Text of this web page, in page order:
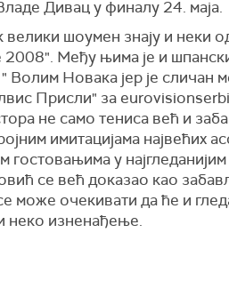
Дивац у финалу 24. маја.
велики шоумен знају и неки
2008". Међу њима је и
Волим Новака јер је сличан
Присли" за
не само тениса већ и
имитацијама највећих
гостовањима у
се већ доказао као
може очекивати да ће и
неко изненађење.